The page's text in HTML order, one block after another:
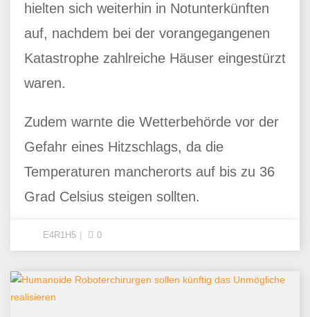
hielten sich weiterhin in Notunterkünften
auf, nachdem bei der vorangegangenen
Katastrophe zahlreiche Häuser eingestürzt
waren.
Zudem warnte die Wetterbehörde vor der
Gefahr eines Hitzschlags, da die
Temperaturen mancherorts auf bis zu 36
Grad Celsius steigen sollten.
E4R1H5 0